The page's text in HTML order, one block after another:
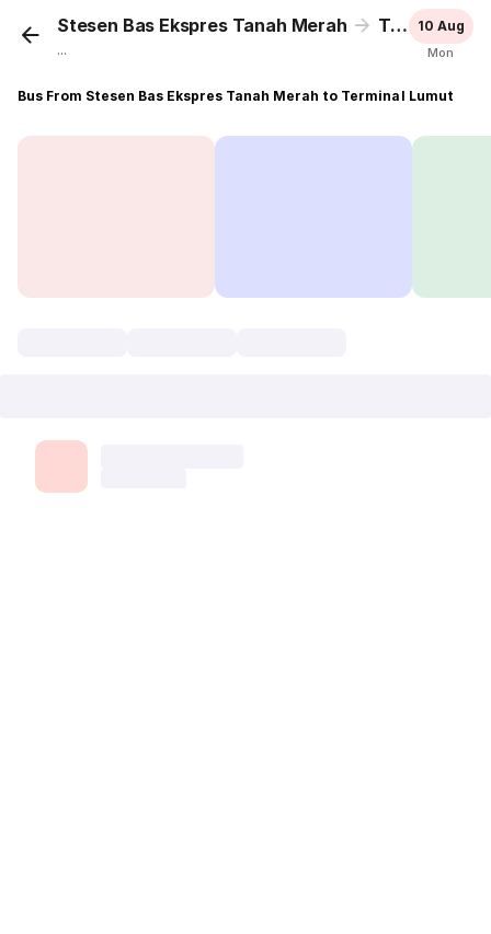
Stesen Bas Ekspres Tanah Merah Terminal Lumut
...
10 Aug
Mon
Bus From Stesen Bas Ekspres Tanah Merah to Terminal Lumut